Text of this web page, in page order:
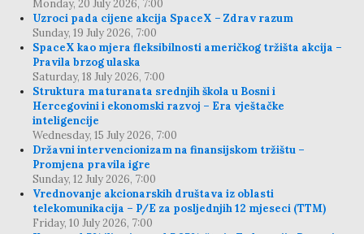
Monday, 20 July 2026, 7:00
Uzroci pada cijene akcija SpaceX – Zdrav razum
Sunday, 19 July 2026, 7:00
SpaceX kao mjera fleksibilnosti američkog tržišta akcija –
Pravila brzog ulaska
Saturday, 18 July 2026, 7:00
Struktura maturanata srednjih škola u Bosni i
Hercegovini i ekonomski razvoj – Era vještačke
inteligencije
Wednesday, 15 July 2026, 7:00
Državni intervencionizam na finansijskom tržištu –
Promjena pravila igre
Sunday, 12 July 2026, 7:00
Vrednovanje akcionarskih društava iz oblasti
telekomunikacija – P/E za posljednjih 12 mjeseci (TTM)
Friday, 10 July 2026, 7:00